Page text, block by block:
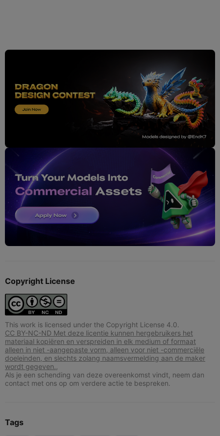
Copyright License
This work is licensed under the Copyright License 4.0.
CC BY-NC-ND Met deze licentie kunnen hergebruikers het
materiaal kopiëren en verspreiden in elk medium of formaat
alleen in niet -aangepaste vorm, alleen voor niet -commerciële
doeleinden, en slechts zolang naamsvermelding aan de maker
wordt gegeven.,
Als je een schending van deze overeenkomst vindt, neem dan
contact met ons op om verdere actie te bespreken.
Tags